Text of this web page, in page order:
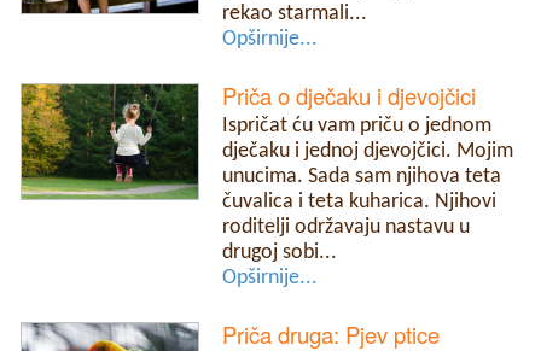
rekao starmali...
Opširnije...
Priča o dječaku i djevojčici
Ispričat ću vam priču o jednom
dječaku i jednoj djevojčici. Mojim
unucima. Sada sam njihova teta
čuvalica i teta kuharica. Njihovi
roditelji održavaju nastavu u
drugoj sobi...
Opširnije...
Priča druga: Pjev ptice